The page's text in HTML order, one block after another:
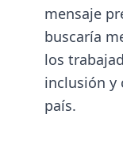
mensaje
buscaría
los
inclusión y
país.